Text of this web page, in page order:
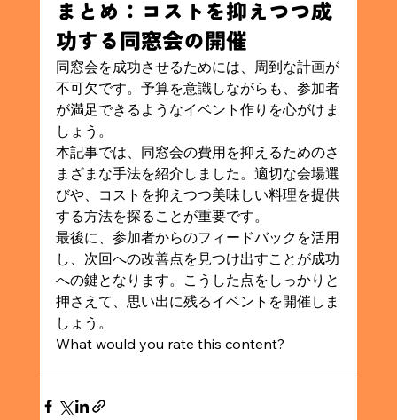
まとめ：コストを抑えつつ成
功する同窓会の開催
同窓会を成功させるためには、周到な計画が
不可欠です。予算を意識しながらも、参加者
が満足できるようなイベント作りを心がけま
しょう。
本記事では、同窓会の費用を抑えるためのさ
まざまな手法を紹介しました。適切な会場選
びや、コストを抑えつつ美味しい料理を提供
する方法を探ることが重要です。
最後に、参加者からのフィードバックを活用
し、次回への改善点を見つけ出すことが成功
への鍵となります。こうした点をしっかりと
押さえて、思い出に残るイベントを開催しま
しょう。
What would you rate this content?